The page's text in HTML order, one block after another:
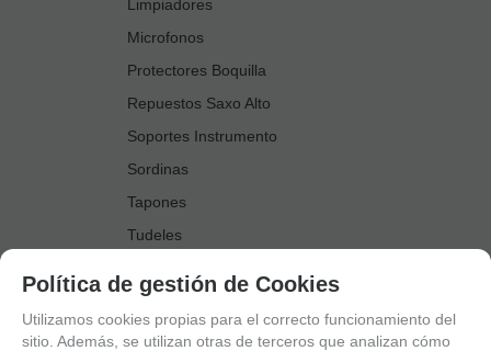
Limpiadores
Microfonos
Protectores Boquilla
Repuestos Saxo Alto
Soportes Instrumento
Sordinas
Tapones
Tudeles
Accesorios Saxo Tenor
Abrazaderas
Política de gestión de Cookies
Utilizamos cookies propias para el correcto funcionamiento del
sitio. Además, se utilizan otras de terceros que analizan cómo